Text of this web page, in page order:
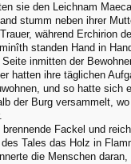
sie den Leichnam
stumm neben ihrer
während Erchirion
standen Hand in
inmitten der
hatten ihre täglichen
und so hatte sich
der Burg versammelt,
Fackel und
des Tales das Holz in
die Menschen